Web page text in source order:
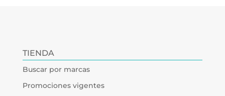
TIENDA
Buscar por marcas
Promociones vigentes